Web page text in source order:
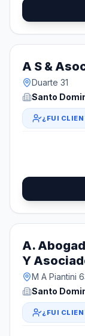
A S &
Duarte 31
Santo
¿FUI
A.
Y
M A Piantini
Santo
¿FUI